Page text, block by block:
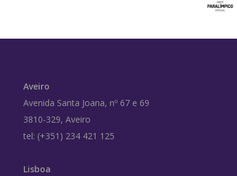
Aveiro
Avenida Santa Joana, nº 67 e 69
3810-329, Aveiro
tel: (+351) 234 421 125
Lisboa